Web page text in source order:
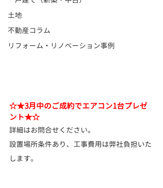
土地
不動産コラム
リフォーム・リノベーション事例
☆★3月中のご成約でエアコン1台プレゼ
ント★☆
詳細はお問合せください。
設置場所条件あり、工事費用は弊社負担いた
します。